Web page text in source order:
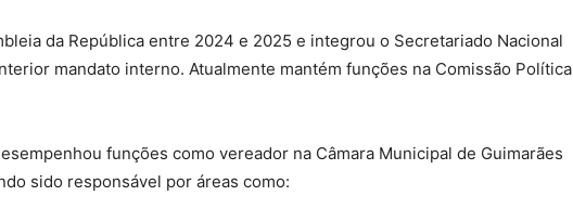
da República entre 2024 e 2025 e integrou o Secretariado Nacional
mandato interno. Atualmente mantém funções na Comissão Política
funções como vereador na Câmara Municipal de Guimarães
sido responsável por áreas como: